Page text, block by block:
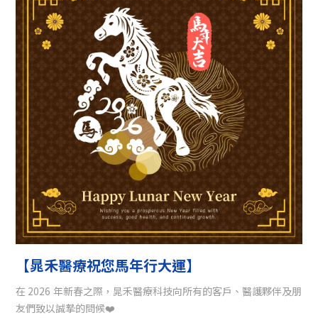
【晁禾醫療祝您馬年行大運】
在 2026 年新春之際，晁禾醫療科技向所有的客戶、醫護夥伴及朋
友們致以誠摯的問候❤️